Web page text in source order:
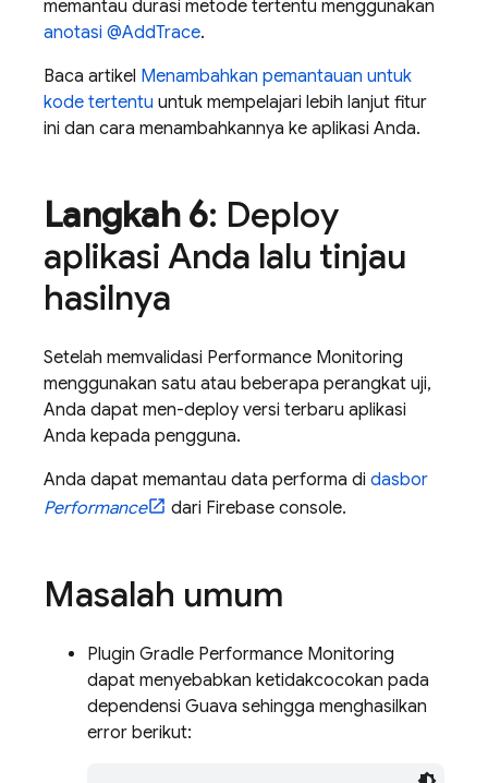
memantau durasi metode tertentu menggunakan
anotasi @AddTrace.
Baca artikel Menambahkan pemantauan untuk
kode tertentu untuk mempelajari lebih lanjut fitur
ini dan cara menambahkannya ke aplikasi Anda.
Langkah 6: Deploy
aplikasi Anda lalu tinjau
hasilnya
Setelah memvalidasi Performance Monitoring
menggunakan satu atau beberapa perangkat uji,
Anda dapat men-deploy versi terbaru aplikasi
Anda kepada pengguna.
Anda dapat memantau data performa di dasbor
Performance
dari Firebase console.
Masalah umum
Plugin Gradle Performance Monitoring
dapat menyebabkan ketidakcocokan pada
dependensi Guava sehingga menghasilkan
error berikut: